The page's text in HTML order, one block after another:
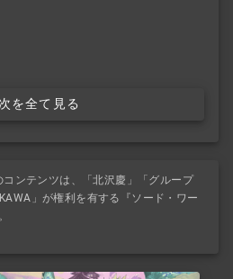
を全て見る
ンテンツは、「北沢慶」「グループ
」が権利を有する『ソード・ワー